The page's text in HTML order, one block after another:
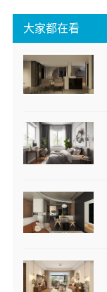
大家都在看